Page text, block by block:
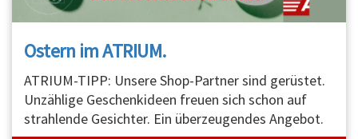
Ostern im ATRIUM.
ATRIUM-TIPP: Unsere Shop-Partner sind gerüstet.
Unzählige Geschenkideen freuen sich schon auf
strahlende Gesichter. Ein überzeugendes Angebot.